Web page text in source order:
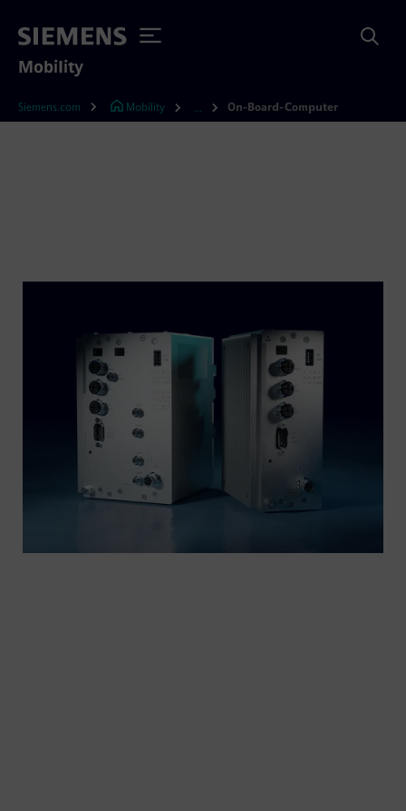
Mobility
Siemens.com Mobility On-Board-Computer